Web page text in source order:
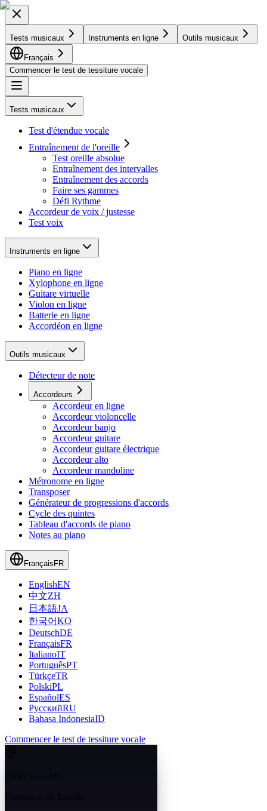
Tests musicaux Instruments en ligne Outils musicaux
Français
Commencer le test de tessiture vocale
Tests musicaux
Test d'étendue vocale
Entraînement de l'oreille
Test oreille absolue
Entraînement des intervalles
Entraînement des accords
Faire ses gammes
Défi Rythme
Accordeur de voix / justesse
Test voix
Instruments en ligne
Piano en ligne
Xylophone en ligne
Guitare virtuelle
Violon en ligne
Batterie en ligne
Accordéon en ligne
Outils musicaux
Détecteur de note
Accordeurs
Accordeur en ligne
Accordeur violoncelle
Accordeur banjo
Accordeur guitare
Accordeur guitare électrique
Accordeur alto
Accordeur mandoline
Métronome en ligne
Transposer
Générateur de progressions d'accords
Cycle des quintes
Tableau d'accords de piano
Notes au piano
Français FR
EnglishEN
中文ZH
日本語JA
한국어KO
DeutschDE
FrançaisFR
ItalianoIT
PortuguêsPT
TürkçeTR
PolskiPL
EspañolES
РусскийRU
Bahasa IndonesiaID
Commencer le test de tessiture vocale
Formation de l'oreille